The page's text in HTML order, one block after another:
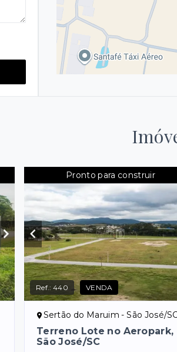
Pronto para construir
Ref.:440 VENDA
Sertão do Maruim - São José/
Terreno Lote no Aeropark,
São José/SC